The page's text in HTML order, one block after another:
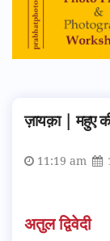
ज़ायक़ा | महुए
11:19 am
अतुल द्विवेदी